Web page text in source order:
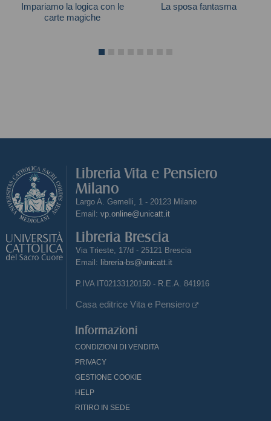
Impariamo la logica con le
carte magiche
La sposa fantasma
Libreria Vita e Pensiero
Milano
Largo A. Gemelli, 1 - 20123 Milano
Email: vp.online@unicatt.it
Libreria Brescia
Via Trieste, 17/d - 25121 Brescia
Email: libreria-bs@unicatt.it
P.IVA IT02133120150 - R.E.A. 841916
Casa editrice Vita e Pensiero
Informazioni
CONDIZIONI DI VENDITA
PRIVACY
GESTIONE COOKIE
HELP
RITIRO IN SEDE